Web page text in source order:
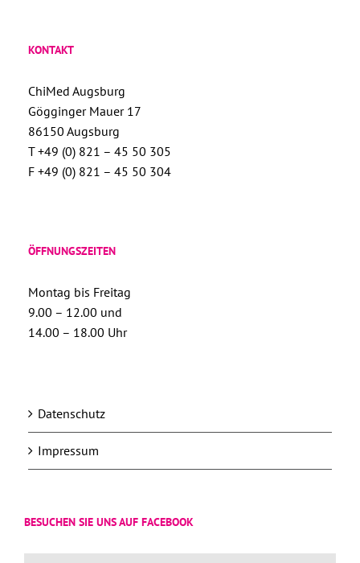
KONTAKT
ChiMed Augsburg
Gögginger Mauer 17
86150 Augsburg
T +49 (0) 821 – 45 50 305
F +49 (0) 821 – 45 50 304
ÖFFNUNGSZEITEN
Montag bis Freitag
9.00 – 12.00 und
14.00 – 18.00 Uhr
Datenschutz
Impressum
BESUCHEN SIE UNS AUF FACEBOOK